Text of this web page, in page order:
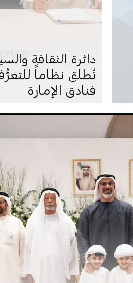
دائرة الثقافة
تُطلق نظاماً
فنادق الإمارة